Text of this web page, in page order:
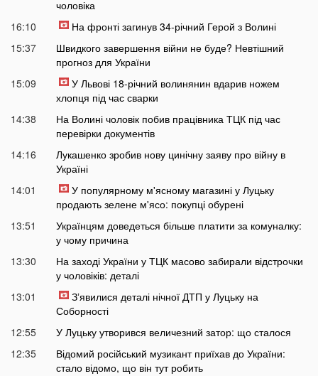
чоловіка
16:10
На фронті загинув 34-річний Герой з Волині
15:37
Швидкого завершення війни не буде? Невтішний
прогноз для України
15:09
У Львові 18-річний волинянин вдарив ножем
хлопця під час сварки
14:38
На Волині чоловік побив працівника ТЦК під час
перевірки документів
14:16
Лукашенко зробив нову цинічну заяву про війну в
Україні
14:01
У популярному м'ясному магазині у Луцьку
продають зелене м'ясо: покупці обурені
13:51
Українцям доведеться більше платити за комуналку:
у чому причина
13:30
На заході України у ТЦК масово забирали відстрочки
у чоловіків: деталі
13:01
Зʼявилися деталі нічної ДТП у Луцьку на
Соборності
12:55
У Луцьку утворився величезний затор: що сталося
12:35
Відомий російський музикант приїхав до України:
стало відомо, що він тут робить